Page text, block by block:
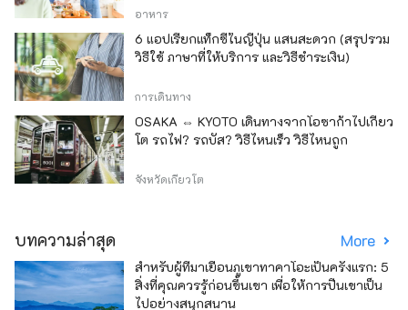
อาหาร
6 แอปเรียกแท็กซี่ในญี่ปุ่น แสนสะดวก (สรุปรวม
วิธีใช้ ภาษาที่ให้บริการ และวิธีชำระเงิน)
การเดินทาง
OSAKA ⇔ KYOTO เดินทางจากโอซาก้าไปเกียว
โต รถไฟ? รถบัส? วิธีไหนเร็ว วิธีไหนถูก
จังหวัดเกียวโต
บทความล่าสุด More
สำหรับผู้ที่มาเยือนภูเขาทาคาโอะเป็นครั้งแรก: 5
สิ่งที่คุณควรรู้ก่อนขึ้นเขา เพื่อให้การปีนเขาเป็น
ไปอย่างสนุกสนาน